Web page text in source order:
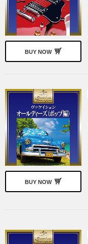
BUY NOW
BUY NOW